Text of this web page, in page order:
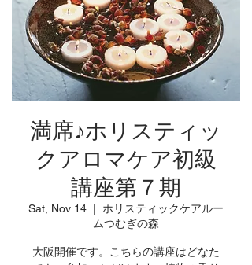
満席♪ホリスティッ
クアロマケア初級
講座第７期
Sat, Nov 14
ホリスティックケアルー
ムつむぎの森
大阪開催です。こちらの講座はどなた